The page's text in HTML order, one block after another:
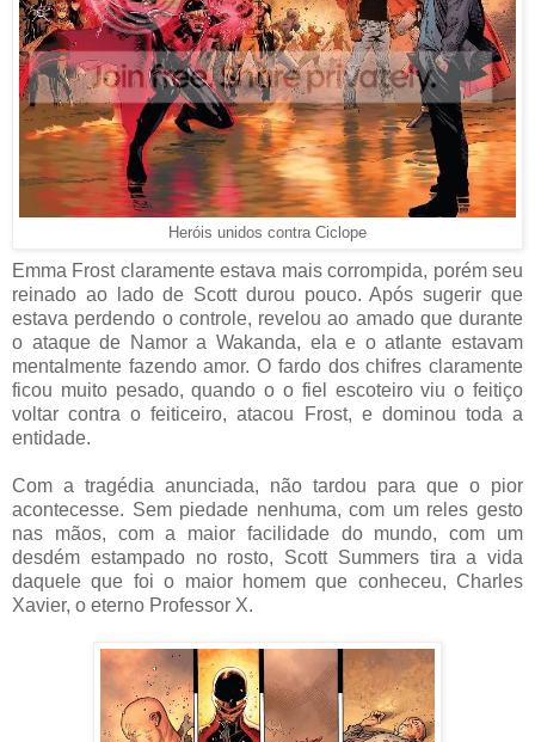
Heróis unidos contra Ciclope
Emma Frost claramente estava mais corrompida, porém seu
reinado ao lado de Scott durou pouco. Após sugerir que
estava perdendo o controle, revelou ao amado que durante
o ataque de Namor a Wakanda, ela e o atlante estavam
mentalmente fazendo amor. O fardo dos chifres claramente
ficou muito pesado, quando o o fiel escoteiro viu o feitiço
voltar contra o feiticeiro, atacou Frost, e dominou toda a
entidade.
Com a tragédia anunciada, não tardou para que o pior
acontecesse. Sem piedade nenhuma, com um reles gesto
nas mãos, com a maior facilidade do mundo, com um
desdém estampado no rosto, Scott Summers tira a vida
daquele que foi o maior homem que conheceu, Charles
Xavier, o eterno Professor X.